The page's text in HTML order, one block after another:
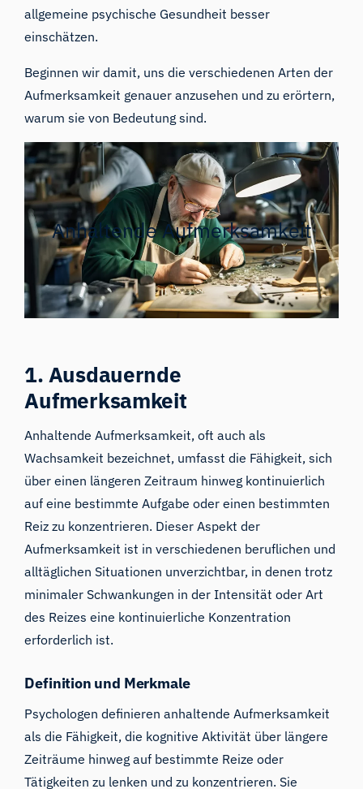
allgemeine psychische Gesundheit besser
einschätzen.
Beginnen wir damit, uns die verschiedenen Arten der
Aufmerksamkeit genauer anzusehen und zu erörtern,
warum sie von Bedeutung sind.
Anhaltende Aufmerksamkeit
1. Ausdauernde
Aufmerksamkeit
Anhaltende Aufmerksamkeit, oft auch als
Wachsamkeit bezeichnet, umfasst die Fähigkeit, sich
über einen längeren Zeitraum hinweg kontinuierlich
auf eine bestimmte Aufgabe oder einen bestimmten
Reiz zu konzentrieren. Dieser Aspekt der
Aufmerksamkeit ist in verschiedenen beruflichen und
alltäglichen Situationen unverzichtbar, in denen trotz
minimaler Schwankungen in der Intensität oder Art
des Reizes eine kontinuierliche Konzentration
erforderlich ist.
Definition und Merkmale
Psychologen definieren anhaltende Aufmerksamkeit
als die Fähigkeit, die kognitive Aktivität über längere
Zeiträume hinweg auf bestimmte Reize oder
Tätigkeiten zu lenken und zu konzentrieren. Sie